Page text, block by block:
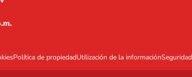
Política de propiedadUtilización de la informaciónSeguridad